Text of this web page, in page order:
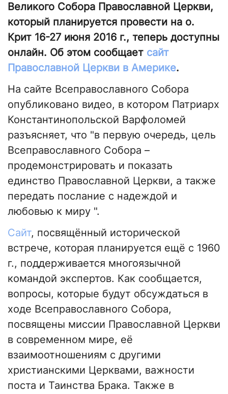
Великого Собора Православной Церкви,
который планируется провести на о.
Крит 16-27 июня 2016 г., теперь доступны
онлайн. Об этом сообщает сайт
Православной Церкви в Америке.
На сайте Всеправославного Собора
опубликовано видео, в котором Патриарх
Константинопольской Варфоломей
разъясняет, что "в первую очередь, цель
Всеправославного Собора –
продемонстрировать и показать
единство Православной Церкви, а также
передать послание с надеждой и
любовью к миру ".
Сайт, посвящённый исторической
встрече, которая планируется ещё с 1960
г., поддерживается многоязычной
командой экспертов. Как сообщается,
вопросы, которые будут обсуждаться в
ходе Всеправославного Собора,
посвящены миссии Православной Церкви
в современном мире, её
взаимоотношениям с другими
христианскими Церквами, важности
поста и Таинства Брака. Также в